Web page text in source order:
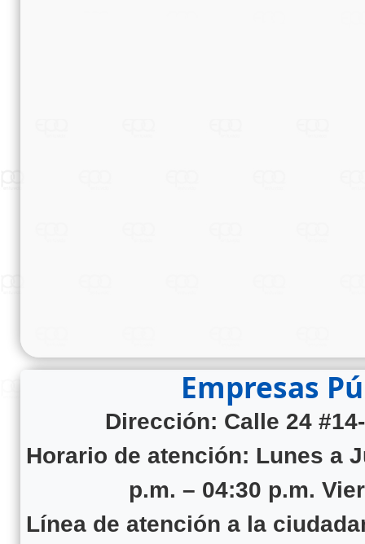
Empresas
Dirección: Calle 24
Horario de atención: Lunes a
p.m. – 04:30 p.m.
Línea de atención a la